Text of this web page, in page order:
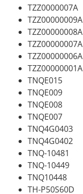
TZZ0000007A
TZZ00000009A
TZZ00000008A
TZZ00000007A
TZZ00000006A
TZZ00000001A
TNQE015
TNQE009
TNQE008
TNQE007
TNQ4G0403
TNQ4G0402
TNQ-10481
TNQ-10449
TNQ10448
TH-P50S60D